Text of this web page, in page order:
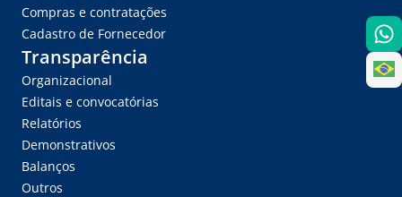
Compras e contratações
Cadastro de Fornecedor
Transparência
Organizacional
Editais e convocatórias
Relatórios
Demonstrativos
Balanços
Outros